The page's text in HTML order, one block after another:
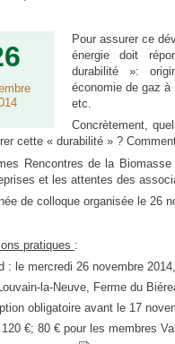
Pour assurer ce
énergie doit
durabilité »:
économie de gaz
etc.
Concrètement,
cette « durabilité » ?
Rencontres de la
et les attentes des
de colloque organisée le 26
pratiques :
: le mercredi 26 novembre
la-Neuve, Ferme du
obligatoire avant le 17
€; 80 € pour les membres